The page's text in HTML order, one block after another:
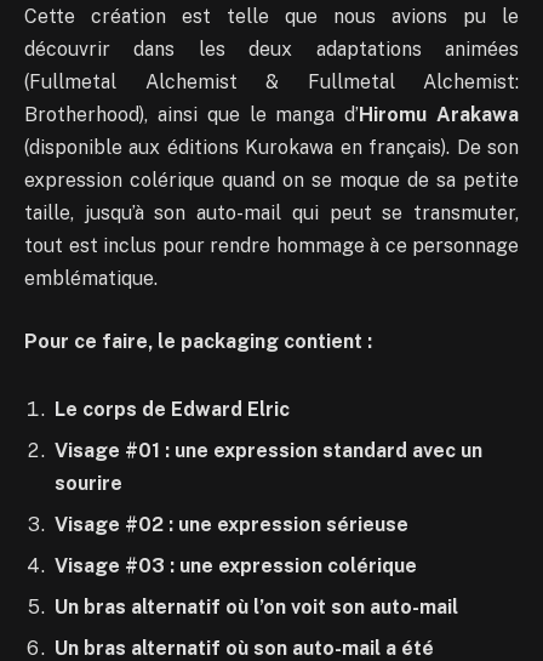
Cette création est telle que nous avions pu le
découvrir dans les deux adaptations animées
(Fullmetal Alchemist & Fullmetal Alchemist:
Brotherhood), ainsi que le manga d’Hiromu Arakawa
(disponible aux éditions Kurokawa en français). De son
expression colérique quand on se moque de sa petite
taille, jusqu’à son auto-mail qui peut se transmuter,
tout est inclus pour rendre hommage à ce personnage
emblématique.
Pour ce faire, le packaging contient :
Le corps de Edward Elric
Visage #01 : une expression standard avec un
sourire
Visage #02 : une expression sérieuse
Visage #03 : une expression colérique
Un bras alternatif où l’on voit son auto-mail
Un bras alternatif où son auto-mail a été